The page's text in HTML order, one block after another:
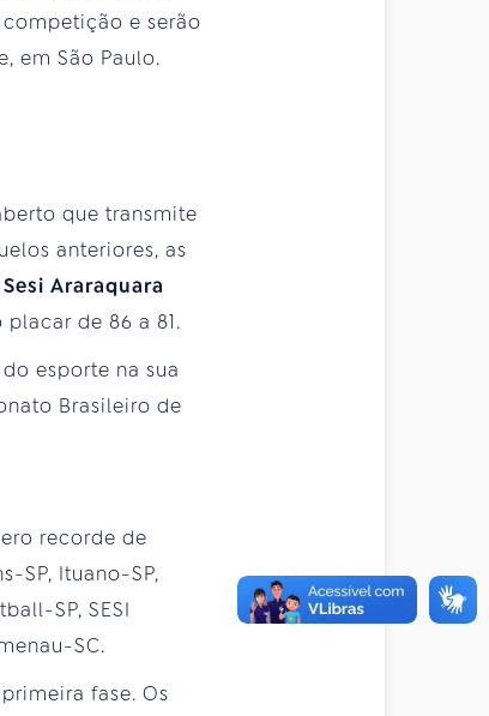
competição e serão
em São Paulo.
que transmite
anteriores, as
Sesi Araraquara
de 86 a 81.
esporte na sua
Brasileiro de
recorde de
SP, Ituano-SP,
SP, SESI
SC.
fase. Os